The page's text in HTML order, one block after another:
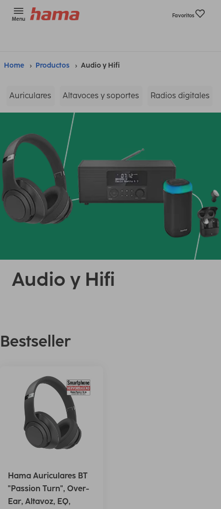
Menu
Favoritos
Home Productos Audio y Hifi
Auriculares Altavoces y soportes Radios digitales
Audio y Hifi
Bestseller
Hama Auriculares BT
"Passion Turn", Over-
Ear, Altavoz, EQ,